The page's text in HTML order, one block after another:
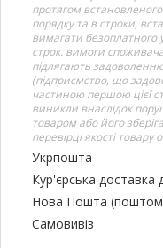
протягом
порядку та в строки,
вимагати безоплатного
строк. вимоги
підлягають
(підприємство, що
частиною першою цієї
виникли внаслідок
товаром або його
перевірці якості
Укрпошта
Кур'єрська
Нова Пошта
Самовивіз